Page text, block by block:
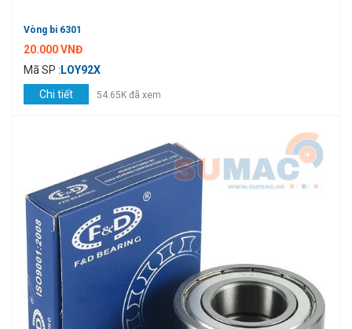
Vòng bi 6301
20.000 VNĐ
Mã SP : LOY92X
Chi tiết
54.65K đã xem